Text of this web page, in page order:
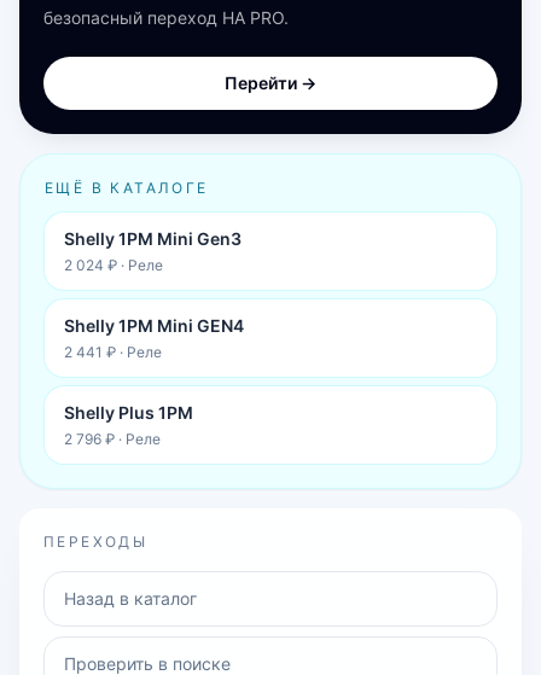
безопасный переход HA PRO.
Перейти →
ЕЩЁ В КАТАЛОГЕ
Shelly 1PM Mini Gen3
2 024 ₽ · Реле
Shelly 1PM Mini GEN4
2 441 ₽ · Реле
Shelly Plus 1PM
2 796 ₽ · Реле
ПЕРЕХОДЫ
Назад в каталог
Проверить в поиске